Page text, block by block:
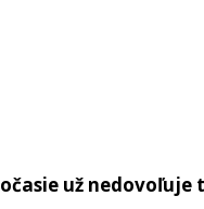
už nedovoľuje